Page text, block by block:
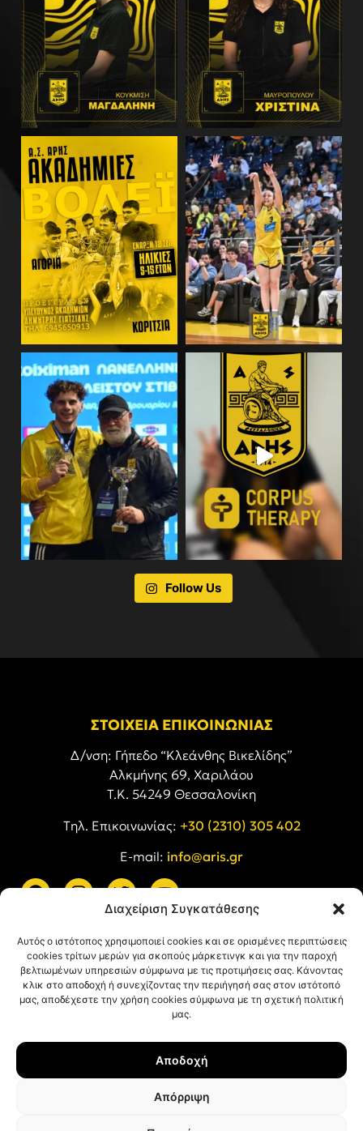
Διαχείριση Συγκατάθεσης
Αυτός ο ιστότοπος χρησιμοποιεί cookies και σε ορισμένες περιπτώσεις
cookies τρίτων μερών για σκοπούς μάρκετινγκ και για την παροχή
βελτιωμένων υπηρεσιών σύμφωνα με τις προτιμήσεις σας. Κάνοντας
κλικ στο αποδοχή ή συνεχίζοντας την περιήγησή σας στον ιστότοπό
μας, αποδέχεστε την χρήση cookies σύμφωνα με τη σχετική πολιτική
μας.
Αποδοχή
Απόρριψη
Follow Us
ΣΤΟΙΧΕΙΑ ΕΠΙΚΟΙΝΩΝΙΑΣ
Δ/νση: Γήπεδο “Κλεάνθης Βικελίδης”
Αλκμήνης 69, Χαριλάου
Τ.Κ. 54249 Θεσσαλονίκη
Tηλ. Επικοινωνίας: +30 (2310) 305 402
E-mail: info@aris.gr
Όροι Χρήσης
Πολιτική Cookies